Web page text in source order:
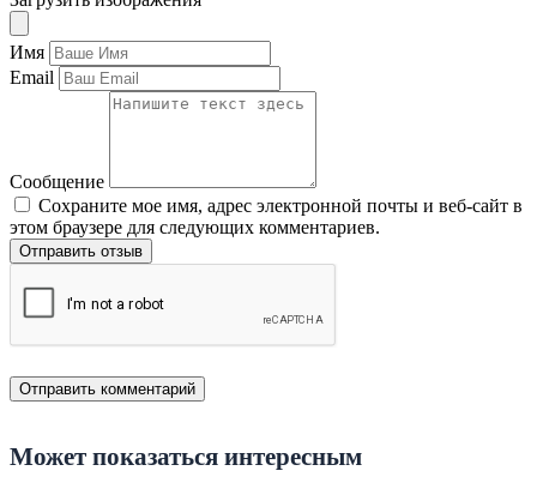
Имя
Email
Сообщение
Сохраните мое имя, адрес электронной почты и веб-сайт в
этом браузере для следующих комментариев.
Отправить отзыв
Может показаться интересным